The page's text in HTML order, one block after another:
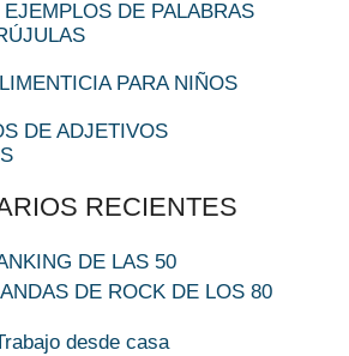
DE PALABRAS
PARA NIÑOS
DE ADJETIVOS
RECIENTES
DE LAS 50
DE ROCK DE LOS 80
desde casa